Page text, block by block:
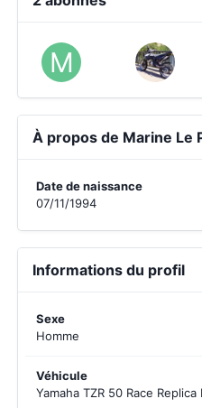
À propos de Marine Le
Date de naissance
07/11/1994
Informations du profil
Sexe
Homme
Véhicule
Yamaha TZR 50 Race Replica